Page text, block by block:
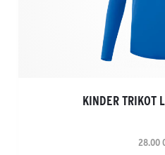
KINDER TRIKOT
28.00